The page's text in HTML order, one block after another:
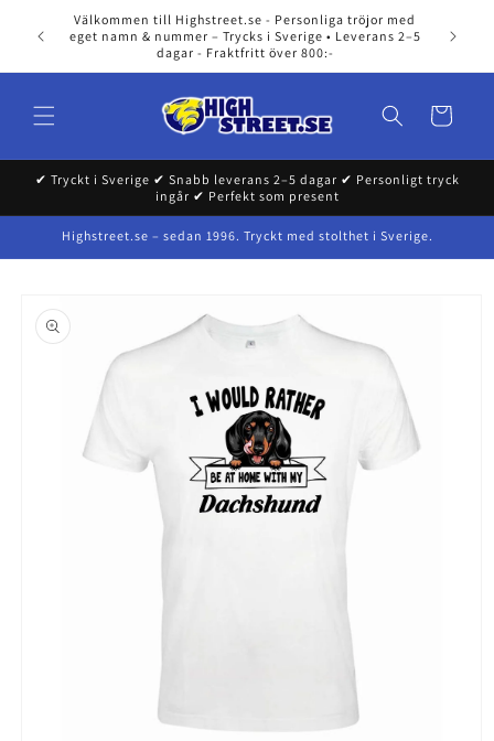
Skip to
content
Välkommen till Highstreet.se - Personliga tröjor med
eget namn & nummer – Trycks i Sverige • Leverans 2–5
dagar - Fraktfritt över 800:-
Cart
✔ Tryckt i Sverige ✔ Snabb leverans 2–5 dagar ✔ Personligt tryck
ingår ✔ Perfekt som present
Highstreet.se – sedan 1996. Tryckt med stolthet i Sverige.
product
information